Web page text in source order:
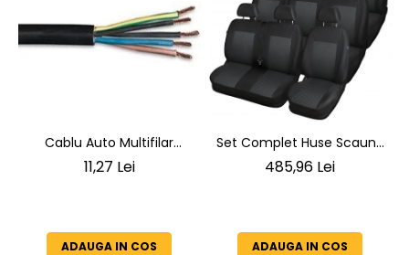
Cablu Auto Multifilar
7x1,5mm² - Rezistent și
11,27 Lei
ADAUGA IN COS
Set Complet Huse Scaune
Opel Vivaro (8+1 Locuri) -
485,96 Lei
ADAUGA IN COS